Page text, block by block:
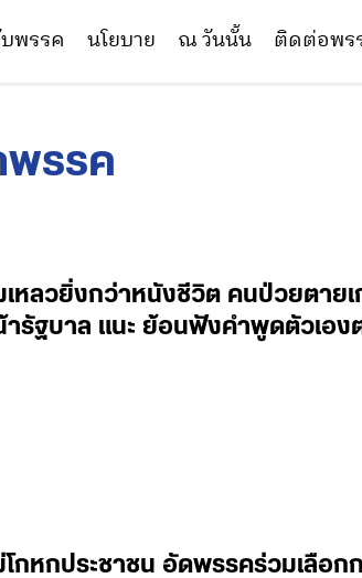
พรรค นโยบาย ณ วันนั้น ติดต่อพร
พรรค
เหลวยิ่งกว่าหนังชีวิต คนป่วยตายเ
ารัฐบาล แนะ ย้อนฟังคำพูดตัวเอง
โกหกประชาชน อัดพรรคร่วมเลือ